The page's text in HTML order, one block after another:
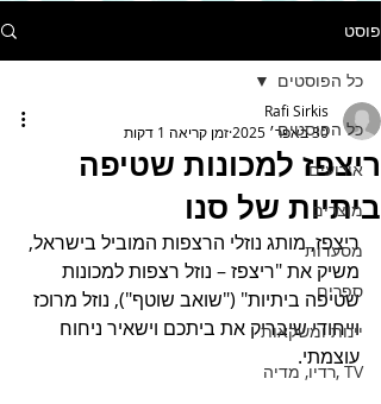
פוסט
כל הפוסטים
אירועים
מוצרים
מסעדות
ספרים
יינות ומשקאות
TV ,רדיו, מדיה
כל הפוסטים
ריצפז למכונות שטיפה
ביתיות של סנו
Rafi Sirkis
30 באפר׳ 2025
זמן קריאה 1 דקות
ריצפז, מותג נוזלי הרצפות המוביל בישראל,
משיק את "ריצפז – נוזל רצפות למכונות
שטיפה ביתיות" ("שואב שוטף"), נוזל מרוכז
וייחודי שיבריק את ביתכם וישאיר ניחוח
עוצמתי.